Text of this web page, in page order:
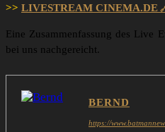
>> LIVESTREAM CINEMA.DE
Eine Zusammenfassung des Live
bei uns nachgereicht.
BERND
https://